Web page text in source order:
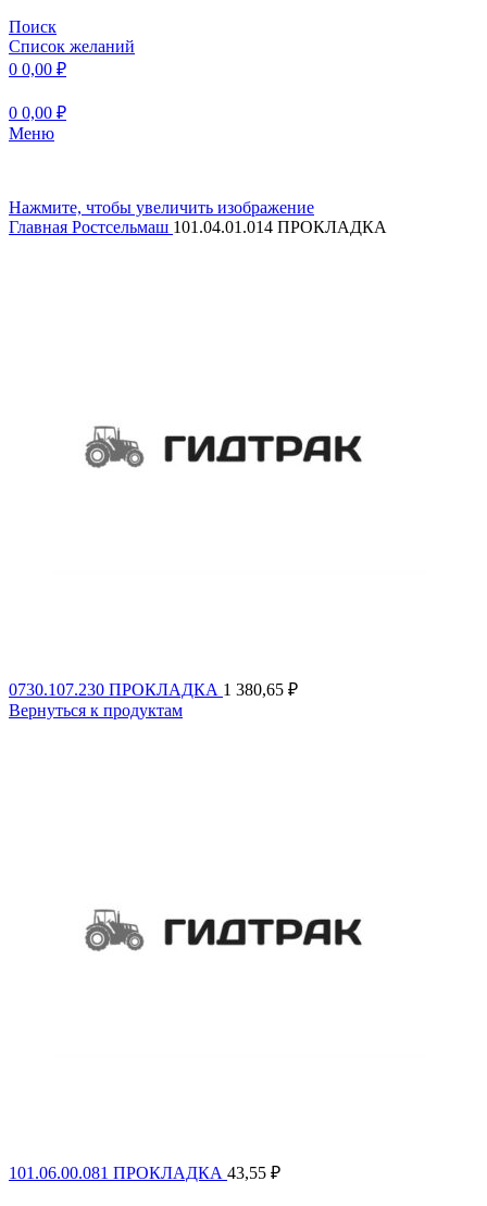
Поиск
Список желаний
0 0,00 ₽
0 0,00 ₽
Меню
Нажмите, чтобы увеличить изображение
Главная Ростсельмаш 101.04.01.014 ПРОКЛАДКА
0730.107.230 ПРОКЛАДКА 1 380,65 ₽
Вернуться к продуктам
101.06.00.081 ПРОКЛАДКА 43,55 ₽